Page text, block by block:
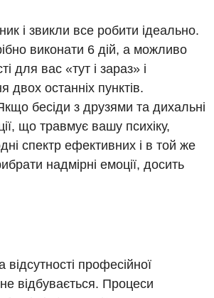
і звикли все робити ідеально.
виконати 6 дій, а можливо
для вас «тут і зараз» і
двох останніх пунктів.
бесіди з друзями та дихальні
що травмує вашу психіку,
спектр ефективних і в той же
надмірні емоції, досить
професійної
відбувається. Процеси